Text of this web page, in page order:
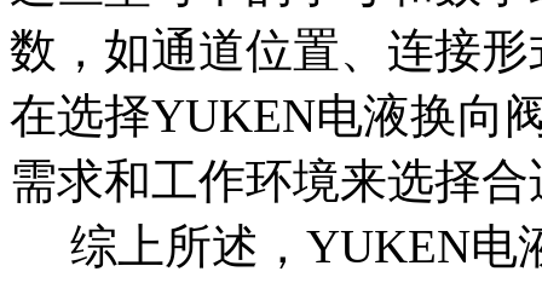
数，如通道位置、连接
在选择YUKEN电液换向
需求和工作环境来选择
综上所述，YUKEN电